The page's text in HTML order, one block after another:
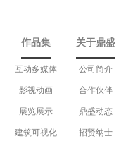
作品集
互动多媒体
影视动画
展览展示
建筑可视化
关于鼎盛
公司简介
合作伙伴
鼎盛动态
招贤纳士